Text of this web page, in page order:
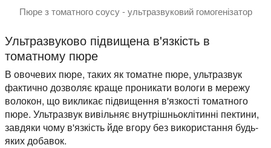
Пюре з томатного соусу - ультразвуковий гомогенізатор
Ультразвуково підвищена в'язкість в
томатному пюре
В овочевих пюре, таких як томатне пюре, ультразвук
фактично дозволяє краще проникати вологи в мережу
волокон, що викликає підвищення в'язкості томатного
пюре. Ультразвук вивільняє внутрішньоклітинні пектини,
завдяки чому в'язкість йде вгору без використання будь-
яких добавок.